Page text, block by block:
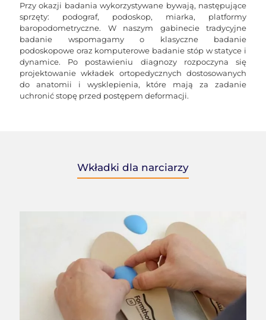
Przy okazji badania wykorzystywane bywają, następujące
sprzęty: podograf, podoskop, miarka, platformy
baropodometryczne. W naszym gabinecie tradycyjne
badanie wspomagamy o klasyczne badanie
podoskopowe oraz komputerowe badanie stóp w statyce i
dynamice. Po postawieniu diagnozy rozpoczyna się
projektowanie wkładek ortopedycznych dostosowanych
do anatomii i wysklepienia, które mają za zadanie
uchronić stopę przed postępem deformacji.
Wkładki dla narciarzy